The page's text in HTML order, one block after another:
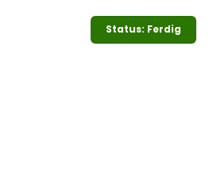
Status: Ferdig